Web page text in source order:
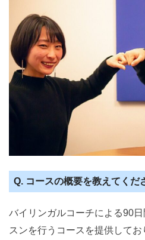
Q. コースの概要を教えてくだ
バイリンガルコーチによる90
スンを行うコースを提供して